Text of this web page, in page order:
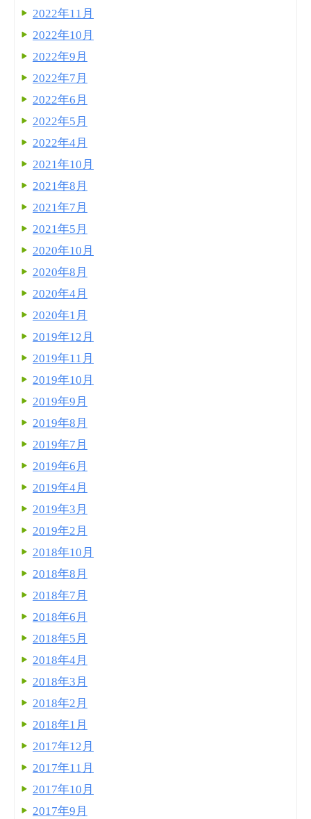
2022年11月
2022年10月
2022年9月
2022年7月
2022年6月
2022年5月
2022年4月
2021年10月
2021年8月
2021年7月
2021年5月
2020年10月
2020年8月
2020年4月
2020年1月
2019年12月
2019年11月
2019年10月
2019年9月
2019年8月
2019年7月
2019年6月
2019年4月
2019年3月
2019年2月
2018年10月
2018年8月
2018年7月
2018年6月
2018年5月
2018年4月
2018年3月
2018年2月
2018年1月
2017年12月
2017年11月
2017年10月
2017年9月